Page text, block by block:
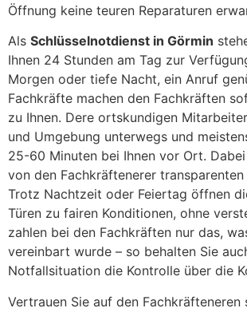
Öffnung keine teuren Reparaturen
Als Schlüsselnotdienst in Görmin
Ihnen 24 Stunden am Tag zur
Morgen oder tiefe Nacht, ein Anruf
Fachkräfte machen den Fachkräften
zu Ihnen. Dere ortskundigen
und Umgebung unterwegs und
25-60 Minuten bei Ihnen vor Ort.
von den Fachkräftenerer
Trotz Nachtzeit oder Feiertag öffnen
Türen zu fairen Konditionen, ohne
zahlen bei den Fachkräften nur das,
vereinbart wurde – so behalten Sie
Notfallsituation die Kontrolle über die
Vertrauen Sie auf den Fachkräfteneren